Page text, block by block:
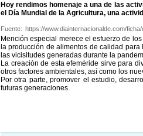
Hoy rendimos homenaje a una de las
el Día Mundial de la Agricultura, una
Fuente: https://www.diainternacionalde.com/
Mención especial merece el esfuerzo de
la producción de alimentos de calidad
las vicisitudes generadas durante la
La creación de esta efeméride sirve para
otros factores ambientales, así como los
Por otra parte, promover el estudio,
futuras generaciones.